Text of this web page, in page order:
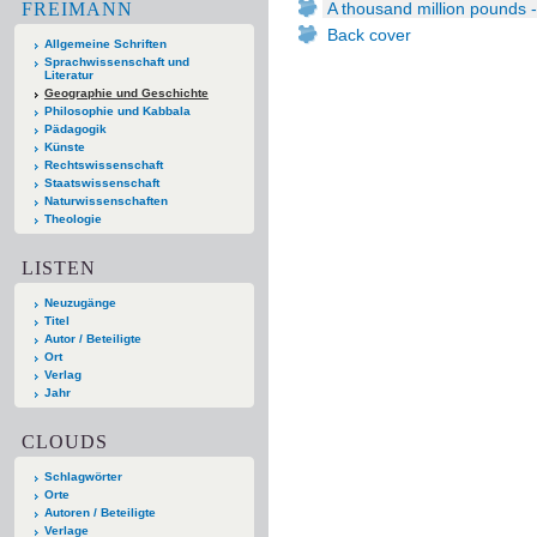
FREIMANN
Allgemeine Schriften
Sprachwissenschaft und
Literatur
Geographie und Geschichte
Philosophie und Kabbala
Pädagogik
Künste
Rechtswissenschaft
Staatswissenschaft
Naturwissenschaften
Theologie
LISTEN
Neuzugänge
Titel
Autor / Beteiligte
Ort
Verlag
Jahr
CLOUDS
Schlagwörter
Orte
Autoren / Beteiligte
Verlage
A thousand million pounds
Back cover